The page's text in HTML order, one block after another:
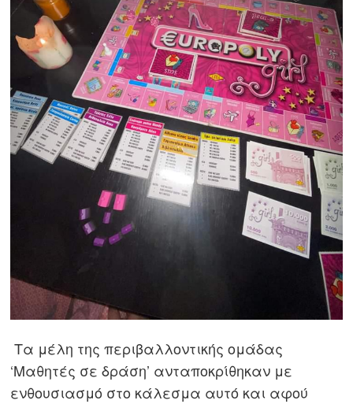
Τα μέλη της περιβαλλοντικής ομάδας
‘Μαθητές σε δράση’ ανταποκρίθηκαν με
ενθουσιασμό στο κάλεσμα αυτό και αφού
Πλοήγηση
άρθρων